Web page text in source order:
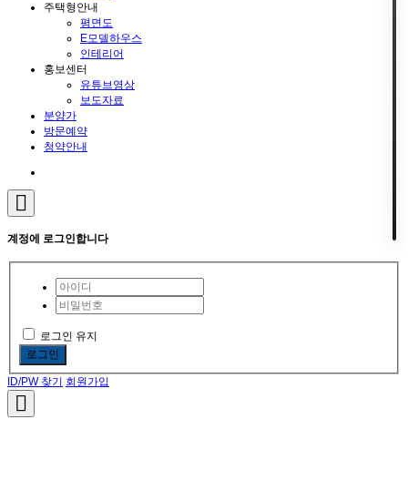
주택형안내
평면도
E모델하우스
인테리어
홍보센터
유튜브영상
보도자료
분양가
방문예약
청약안내
계정에 로그인합니다
로그인 유지
로그인
ID/PW 찾기 회원가입